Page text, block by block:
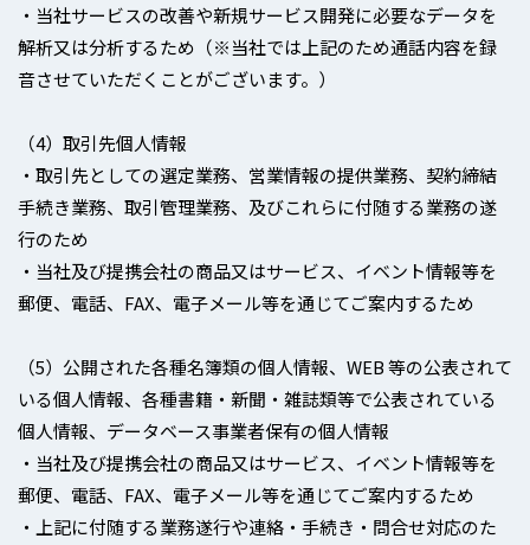
・当社サービスの改善や新規サービス開発に必要なデータを
解析又は分析するため（※当社では上記のため通話内容を録
音させていただくことがございます。）
（4）取引先個人情報
・取引先としての選定業務、営業情報の提供業務、契約締結
手続き業務、取引管理業務、及びこれらに付随する業務の遂
行のため
・当社及び提携会社の商品又はサービス、イベント情報等を
郵便、電話、FAX、電子メール等を通じてご案内するため
（5）公開された各種名簿類の個人情報、WEB 等の公表されて
いる個人情報、各種書籍・新聞・雑誌類等で公表されている
個人情報、データベース事業者保有の個人情報
・当社及び提携会社の商品又はサービス、イベント情報等を
郵便、電話、FAX、電子メール等を通じてご案内するため
・上記に付随する業務遂行や連絡・手続き・問合せ対応のた